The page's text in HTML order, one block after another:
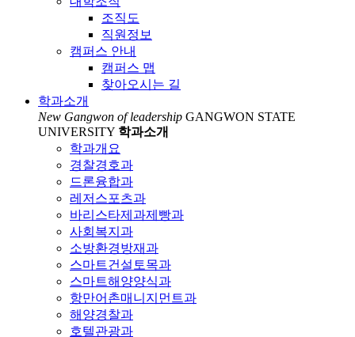
조직도
직원정보
캠퍼스 안내
캠퍼스 맵
찾아오시는 길
학과소개
New Gangwon of leadership GANGWON STATE
UNIVERSITY 학과소개
학과개요
경찰경호과
드론융합과
레저스포츠과
바리스타제과제빵과
사회복지과
소방환경방재과
스마트건설토목과
스마트해양양식과
항만어촌매니지먼트과
해양경찰과
호텔관광과